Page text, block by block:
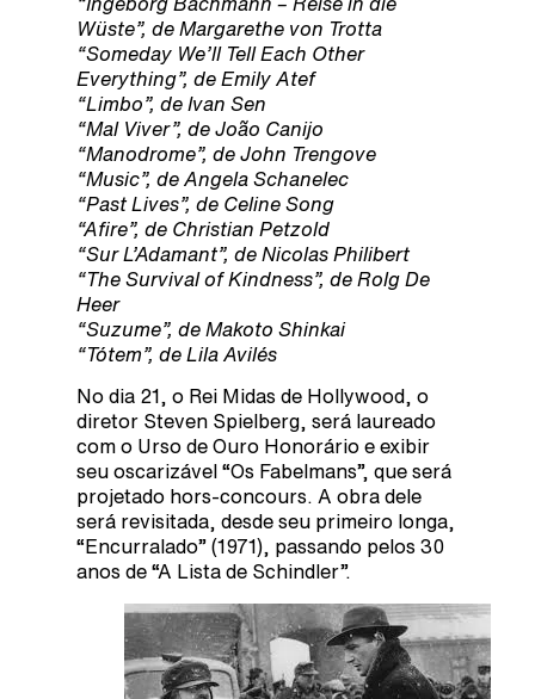
Wüste”, de Margarethe von Trotta
“Someday We’ll Tell Each Other
Everything”, de Emily Atef
“Limbo”, de Ivan Sen
“Mal Viver”, de João Canijo
“Manodrome”, de John Trengove
“Music”, de Angela Schanelec
“Past Lives”, de Celine Song
“Afire”, de Christian Petzold
“Sur L’Adamant”, de Nicolas Philibert
“The Survival of Kindness”, de Rolg De
Heer
“Suzume”, de Makoto Shinkai
“Tótem”, de Lila Avilés
No dia 21, o Rei Midas de Hollywood, o
diretor Steven Spielberg, será laureado
com o Urso de Ouro Honorário e exibir
seu oscarizável “Os Fabelmans”, que será
projetado hors-concours. A obra dele
será revisitada, desde seu primeiro longa,
“Encurralado” (1971), passando pelos 30
anos de “A Lista de Schindler”.